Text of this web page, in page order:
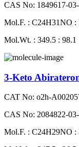
CAS No: 1849617-
Mol.F. : C24H31NO :
Mol.Wt. : 349.5 : 98.1
3-Keto
CAT No: o2h-
CAS No: 2084822-
Mol.F. : C24H29NO :